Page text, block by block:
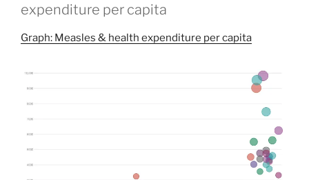
expenditure per capita
Graph: Measles & health expenditure per capita